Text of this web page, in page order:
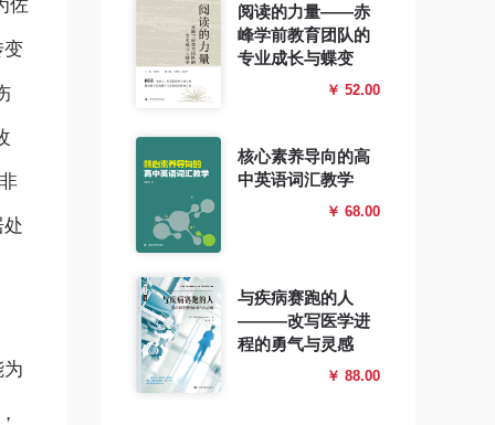
佐
变
阅读的力量——赤
峰学前教育团队的
专业成长与蝶变
￥ 52.00
核心素养导向的高
中英语词汇教学
￥ 68.00
与疾病赛跑的人
———改写医学进
程的勇气与灵感
￥ 88.00